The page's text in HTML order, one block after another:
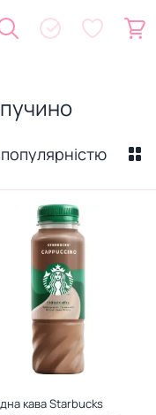
кава Starbucks